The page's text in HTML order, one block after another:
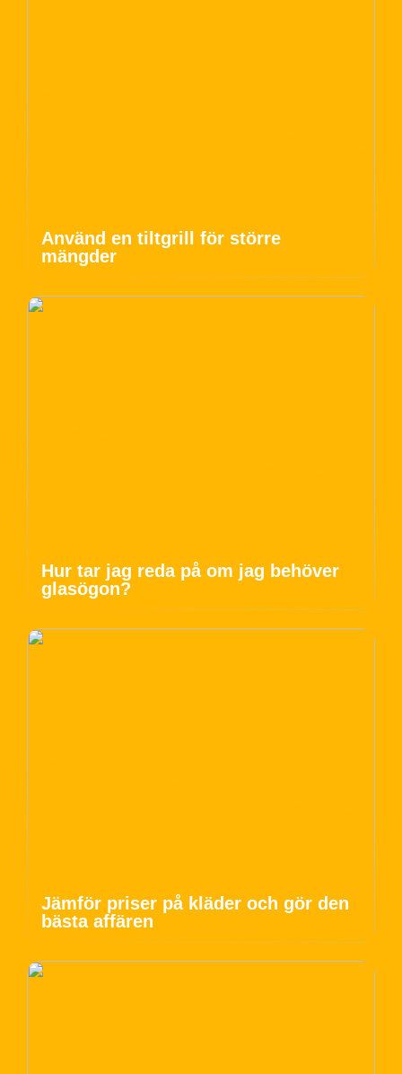
Använd en tiltgrill för större
mängder
Hur tar jag reda på om jag behöver
glasögon?
Jämför priser på kläder och gör den
bästa affären